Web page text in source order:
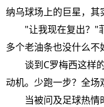
纳乌球场上的巨星，
"让我现在复出？"菲
多个老油条也没什么不
谈到C罗梅西这样的
动机。少跑一步？全
当被问及足球热情时